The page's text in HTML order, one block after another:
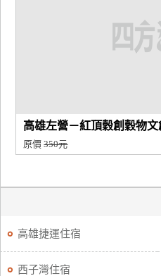
高雄左營－紅頂穀創穀物
原價350元
高雄捷運住宿
西子灣住宿